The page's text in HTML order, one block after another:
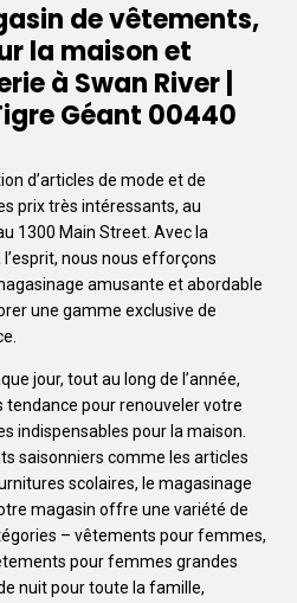
de vêtements,
la maison et
à Swan River |
Géant 00440
d’articles de mode et de
prix très intéressants, au
1300 Main Street. Avec la
nous nous efforçons
amusante et abordable
une gamme exclusive de
jour, tout au long de l’année,
pour renouveler votre
indispensables pour la maison.
saisonniers comme les articles
scolaires, le magasinage
magasin offre une variété de
– vêtements pour femmes,
pour femmes grandes
nuit pour toute la famille,